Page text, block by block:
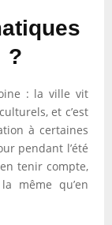
?
: la ville vit
et c’est
à certaines
pendant l’été
tenir compte,
même qu’en